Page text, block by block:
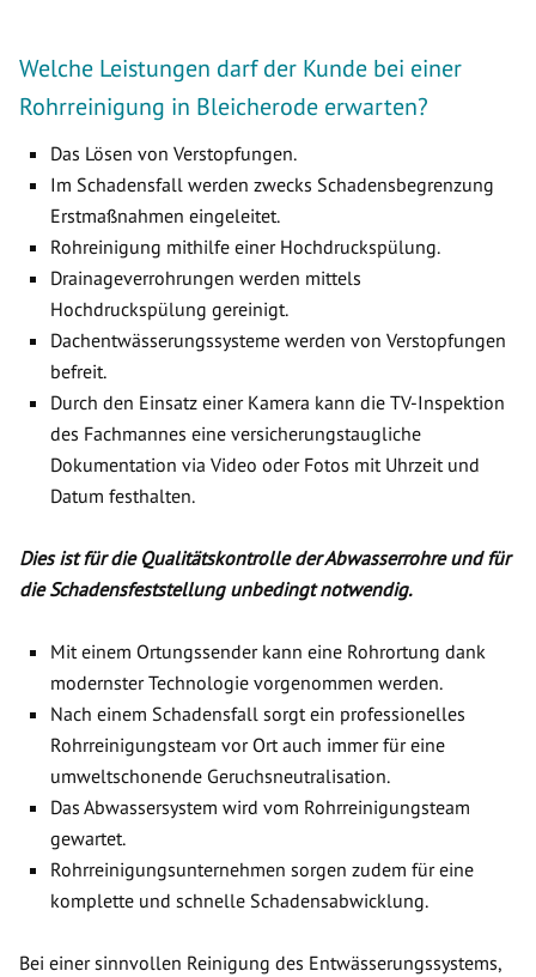
Welche Leistungen darf der Kunde bei einer
Rohrreinigung in Bleicherode erwarten?
Das Lösen von Verstopfungen.
Im Schadensfall werden zwecks Schadensbegrenzung
Erstmaßnahmen eingeleitet.
Rohreinigung mithilfe einer Hochdruckspülung.
Drainageverrohrungen werden mittels
Hochdruckspülung gereinigt.
Dachentwässerungssysteme werden von Verstopfungen
befreit.
Durch den Einsatz einer Kamera kann die TV-Inspektion
des Fachmannes eine versicherungstaugliche
Dokumentation via Video oder Fotos mit Uhrzeit und
Datum festhalten.
Dies ist für die Qualitätskontrolle der Abwasserrohre und für
die Schadensfeststellung unbedingt notwendig.
Mit einem Ortungssender kann eine Rohrortung dank
modernster Technologie vorgenommen werden.
Nach einem Schadensfall sorgt ein professionelles
Rohrreinigungsteam vor Ort auch immer für eine
umweltschonende Geruchsneutralisation.
Das Abwassersystem wird vom Rohrreinigungsteam
gewartet.
Rohrreinigungsunternehmen sorgen zudem für eine
komplette und schnelle Schadensabwicklung.
Bei einer sinnvollen Reinigung des Entwässerungssystems,